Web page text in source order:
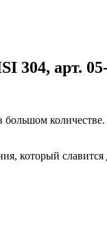
304, арт.
большом
который